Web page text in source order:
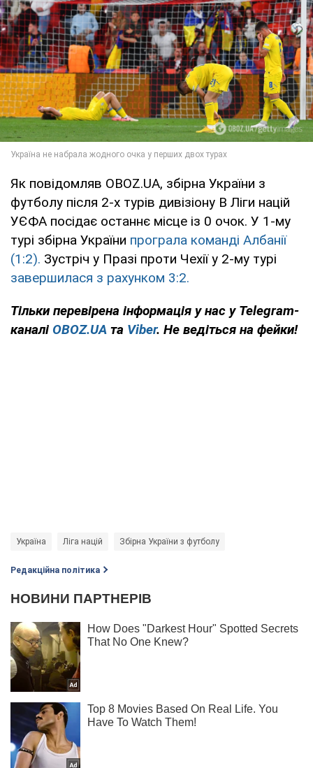
Як повідомляв OBOZ.UA, збірна України з
футболу після 2-х турів дивізіону B Ліги націй
УЄФА посідає останнє місце із 0 очок. У 1-му
турі збірна України програла команді Албанії
(1:2). Зустріч у Празі проти Чехії у 2-му турі
завершилася з рахунком 3:2.
Тільки перевірена інформація у нас у Telegram-
каналі OBOZ.UA та Viber. Не ведіться на фейки!
Україна Ліга націй Збірна України з футболу
Редакційна політика